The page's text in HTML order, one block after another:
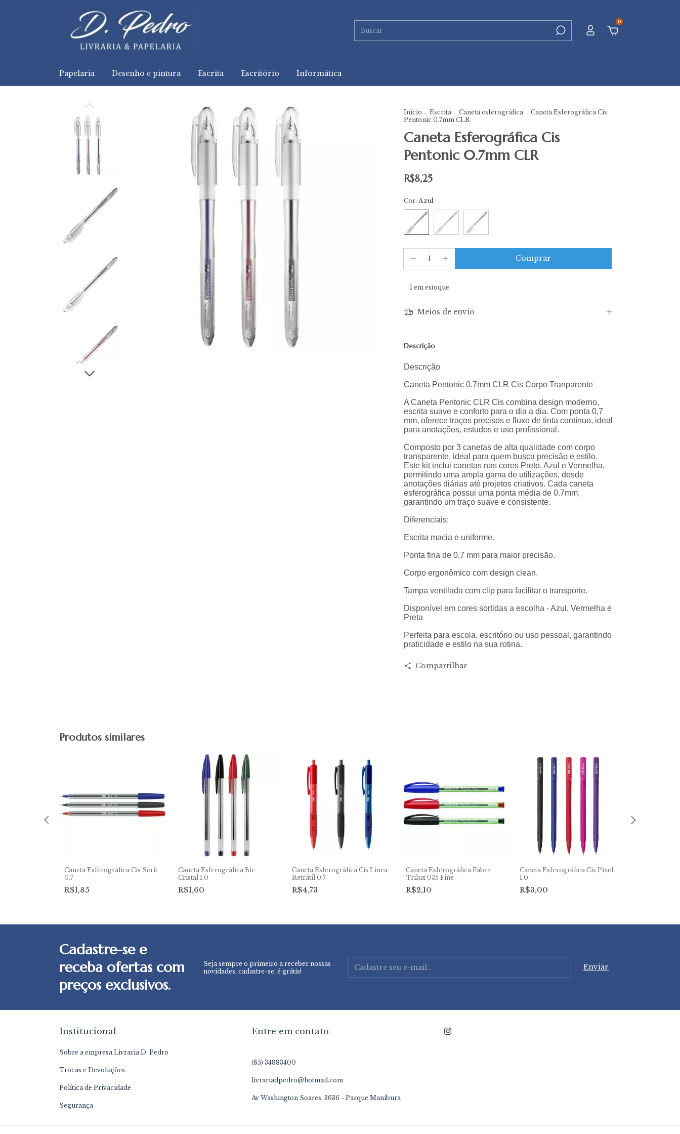
0
Papelaria Desenho e pintura Escrita Escritório Informática
Início . Escrita . Caneta esferográfica . Caneta Esferográfica Cis
Pentonic 0.7mm CLR
Caneta Esferográfica Cis
Pentonic 0.7mm CLR
R$8,25
Cor: Azul
1em estoque
Meios de envio
Descrição
Descrição
Caneta Pentonic 0.7mm CLR Cis Corpo Tranparente
A Caneta Pentonic CLR Cis combina design moderno,
escrita suave e conforto para o dia a dia. Com ponta 0,7
mm, oferece traços precisos e fluxo de tinta contínuo, ideal
para anotações, estudos e uso profissional.
Composto por 3 canetas de alta qualidade com corpo
transparente, ideal para quem busca precisão e estilo.
Este kit inclui canetas nas cores Preto, Azul e Vermelha,
permitindo uma ampla gama de utilizações, desde
anotações diárias até projetos criativos. Cada caneta
esferográfica possui uma ponta média de 0.7mm,
garantindo um traço suave e consistente.
Diferenciais:
Escrita macia e uniforme.
Ponta fina de 0,7 mm para maior precisão.
Corpo ergonômico com design clean.
Tampa ventilada com clip para facilitar o transporte.
Disponível em cores sortidas a escolha - Azul, Vermelha e
Preta
Perfeita para escola, escritório ou uso pessoal, garantindo
praticidade e estilo na sua rotina.
Compartilhar
Produtos similares
Caneta Esferográfica Cis Scrit
0.7
R$1,85
Caneta Esferográfica Bic
Cristal 1.0
R$1,60
Caneta Esferográfica Cis Línea
Retrátil 0.7
R$4,73
Caneta Esferográfica Faber
Trilux 035 Fine
R$2,10
Caneta Esferográfica Cis Pixel
1.0
R$3,00
Cadastre-se e
receba ofertas com
preços exclusivos.
Seja sempre o primeiro a receber nossas
novidades, cadastre-se, é grátis!
Institucional
Sobre a empresa Livraria D. Pedro
Trocas e Devoluções
Política de Privacidade
Segurança
Entre em contato
(85) 34883400
livrariadpedro@hotmail.com
Av Washington Soares, 3636 - Parque Manibura